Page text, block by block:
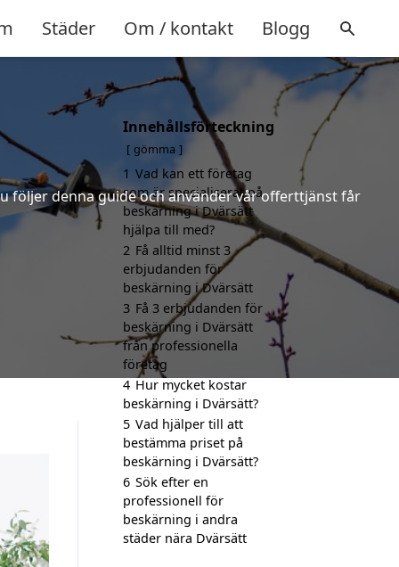
Städer Om / kontakt Blogg
följer denna guide och använder vår offerttjänst får
Innehållsförteckning
gömma
1 Vad kan ett företag
som är specialiserat på
beskärning i Dvärsätt
hjälpa till med?
2 Få alltid minst 3
erbjudanden för
beskärning i Dvärsätt
3 Få 3 erbjudanden för
beskärning i Dvärsätt
från professionella
företag
4 Hur mycket kostar
beskärning i Dvärsätt?
5 Vad hjälper till att
bestämma priset på
beskärning i Dvärsätt?
6 Sök efter en
professionell för
beskärning i andra
städer nära Dvärsätt